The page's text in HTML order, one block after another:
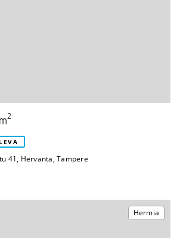
2
41, Hervanta, Tampere
Hermia